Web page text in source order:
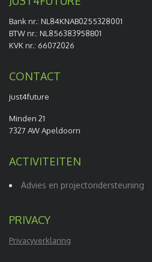
Bank nr.: NL84KNAB0255328001
BTW nr.: NL856383958B01
KVK nr.: 66072026
CONTACT
just4future
Minden 21
7327 AW Apeldoorn
ACTIVITEITEN
Advies en projectondersteuning
PRIVACY
Privacyverklaring